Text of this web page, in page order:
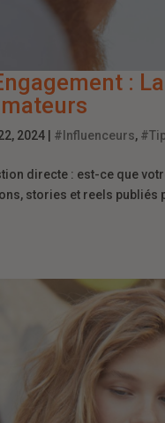
:
2024 #Influenceurs,
directe : est-ce que
stories et reels